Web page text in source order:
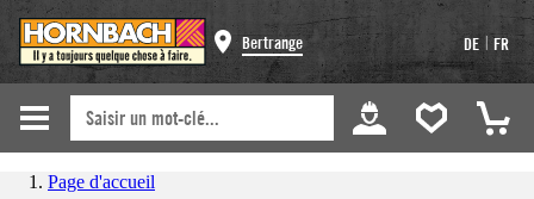
Bertrange DE | FR
Page d'accueil